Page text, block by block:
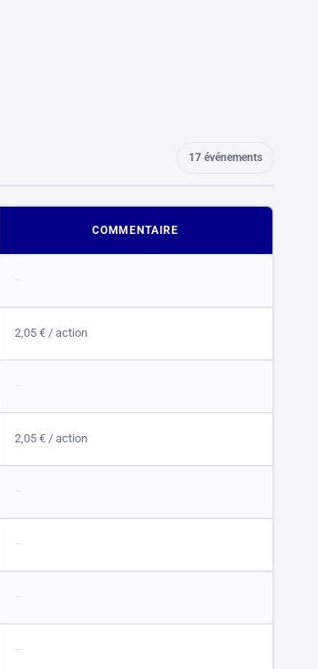
17 événements
COMMENTAIRE
2,05 € / action
2,05 € / action
–
–